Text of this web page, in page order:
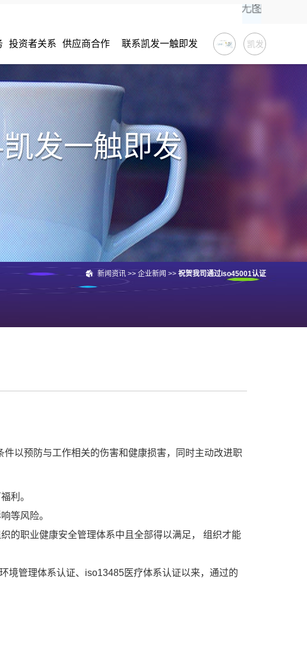
凯发
一触
投资者关系 供应商合作 联系凯发一触即发
发一触即发
新闻资讯 >>企业新闻 >>祝贺我司通过iso45001认证
以预防与工作相关的伤害和健康损害，同时主动改进职
利。
等风险。
职业健康安全管理体系中且全部得以满足， 组织才能
境管理体系认证、iso13485医疗体系认证以来，通过的